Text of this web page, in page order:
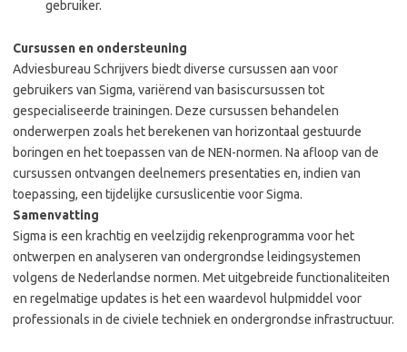
gebruiker.
Cursussen en ondersteuning
Adviesbureau Schrijvers biedt diverse cursussen aan voor
gebruikers van Sigma, variërend van basiscursussen tot
gespecialiseerde trainingen. Deze cursussen behandelen
onderwerpen zoals het berekenen van horizontaal gestuurde
boringen en het toepassen van de NEN-normen. Na afloop van de
cursussen ontvangen deelnemers presentaties en, indien van
toepassing, een tijdelijke cursuslicentie voor Sigma.
Samenvatting
Sigma is een krachtig en veelzijdig rekenprogramma voor het
ontwerpen en analyseren van ondergrondse leidingsystemen
volgens de Nederlandse normen. Met uitgebreide functionaliteiten
en regelmatige updates is het een waardevol hulpmiddel voor
professionals in de civiele techniek en ondergrondse infrastructuur.